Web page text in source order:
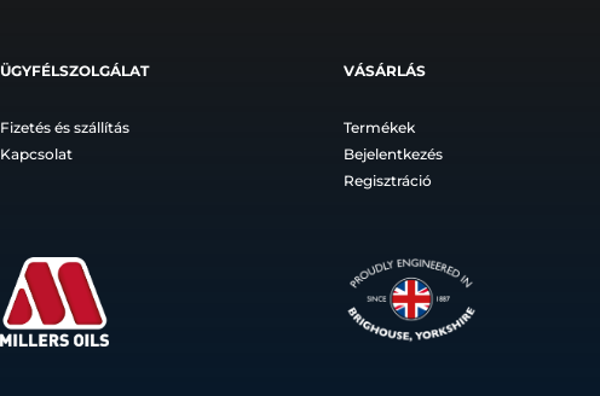
ÜGYFÉLSZOLGÁLAT VÁSÁRLÁS
Fizetés és szállítás
Kapcsolat
Termékek
Bejelentkezés
Regisztráció